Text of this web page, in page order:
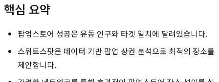
핵심 요약
팝업스토어 성공은 유동 인구와 타겟 일치에 달려있습니다.
스위트스팟은 데이터 기반 팝업 상권 분석으로 최적의 장소를
제안합니다.